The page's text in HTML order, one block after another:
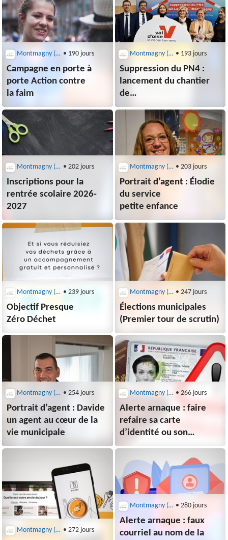
Montmagny (95360) • 190 jours
Campagne en porte à
porte Action contre
la faim
Montmagny (95360) • 193 jours
Suppression du PN4 :
lancement du chantier
de
voirie départementale
Montmagny (95360) • 202 jours
Inscriptions pour la
rentrée scolaire 2026-
2027
Montmagny (95360) • 203 jours
Portrait d’agent : Élodie
du service
petite enfance
Montmagny (95360) • 239 jours
Objectif Presque
Zéro Déchet
Montmagny (95360) • 247 jours
Élections municipales
(Premier tour de scrutin)
Montmagny (95360) • 254 jours
Portrait d’agent : Davide
un agent au cœur de la
vie municipale
Montmagny (95360) • 266 jours
Alerte arnaque : faire
refaire sa carte
d’identité ou son
passeport, c’est gratuit !
Montmagny (95360) • 272 jours
Montmagny (95360) • 280 jours
Alerte arnaque : faux
courriel au nom de la